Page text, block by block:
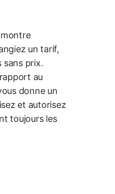
montre
un tarif,
sans prix.
au
donne un
et autorisez
toujours les